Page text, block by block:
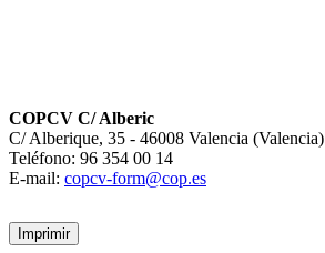
COPCV C/ Alberic
C/ Alberique, 35 - 46008 Valencia (Valencia)
Teléfono: 96 354 00 14
E-mail: copcv-form@cop.es
Imprimir